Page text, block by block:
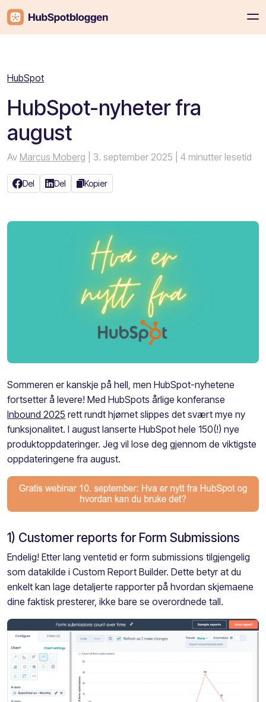
HubSpot
HubSpot-nyheter fra
august
Av Marcus Moberg | 3. september 2025 | 4 minutter lesetid
Del Del Kopier
Sommeren er kanskje på hell, men HubSpot-nyhetene
fortsetter å levere! Med HubSpots årlige konferanse
Inbound 2025 rett rundt hjørnet slippes det svært mye ny
funksjonalitet. I august lanserte HubSpot hele 150(!) nye
produktoppdateringer. Jeg vil lose deg gjennom de viktigste
oppdateringene fra august.
1) Customer reports for Form Submissions
Endelig! Etter lang ventetid er form submissions tilgjengelig
som datakilde i Custom Report Builder. Dette betyr at du
enkelt kan lage detaljerte rapporter på hvordan skjemaene
dine faktisk presterer, ikke bare se overordnede tall.